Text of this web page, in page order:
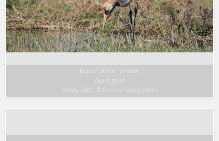
Ευρωπαϊκός Γερανός
Grus grus
28 Ιαν. 2021 © Costas Panagiotidis